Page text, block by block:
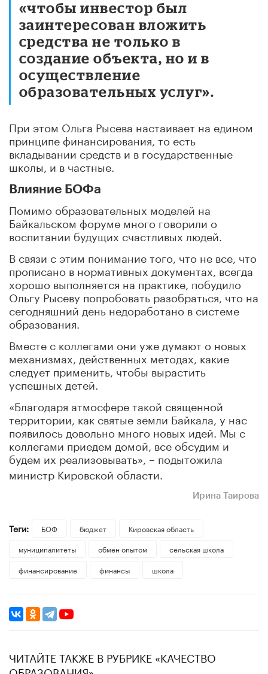
«чтобы инвестор был
заинтересован вложить
средства не только в
создание объекта, но и в
осуществление
образовательных услуг».
При этом Ольга Рысева настаивает на едином
принципе финансирования, то есть
вкладывании средств и в государственные
школы, и в частные.
Влияние БОФа
Помимо образовательных моделей на
Байкальском форуме много говорили о
воспитании будущих счастливых людей.
В связи с этим понимание того, что не все, что
прописано в нормативных документах, всегда
хорошо выполняется на практике, побудило
Ольгу Рысеву попробовать разобраться, что на
сегодняшний день недоработано в системе
образования.
Вместе с коллегами они уже думают о новых
механизмах, действенных методах, какие
следует применить, чтобы вырастить
успешных детей.
«Благодаря атмосфере такой священной
территории, как святые земли Байкала, у нас
появилось довольно много новых идей. Мы с
коллегами приедем домой, все обсудим и
будем их реализовывать», – подытожила
министр Кировской области.
Ирина Таирова
Теги: БОФ бюджет
Кировская область
муниципалитеты
обмен опытом
сельская школа
финансирование
финансы школа
ЧИТАЙТЕ ТАКЖЕ В РУБРИКЕ «КАЧЕСТВО